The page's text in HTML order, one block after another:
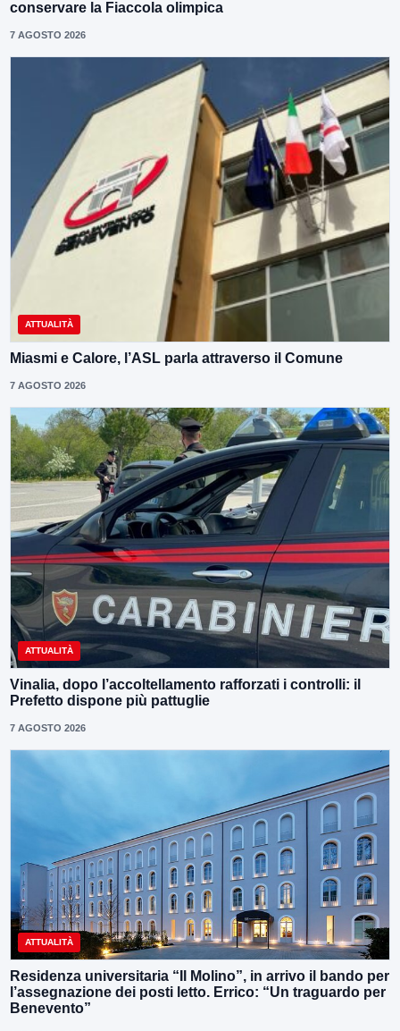
conservare la Fiaccola olimpica
7 AGOSTO 2026
ATTUALITÀ
Miasmi e Calore, l’ASL parla attraverso il Comune
7 AGOSTO 2026
ATTUALITÀ
Vinalia, dopo l’accoltellamento rafforzati i controlli: il
Prefetto dispone più pattuglie
7 AGOSTO 2026
ATTUALITÀ
Residenza universitaria “Il Molino”, in arrivo il bando per
l’assegnazione dei posti letto. Errico: “Un traguardo per
Benevento”